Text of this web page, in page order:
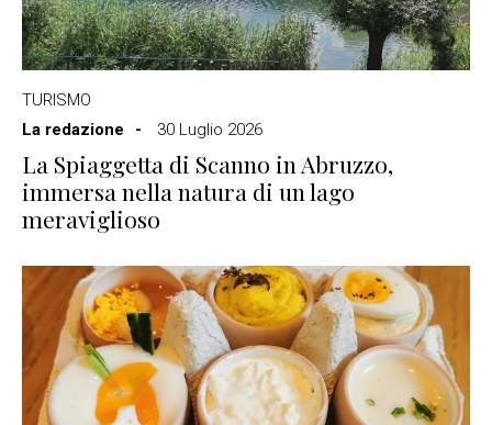
TURISMO
La redazione
30 Luglio 2026
La Spiaggetta di Scanno in Abruzzo,
immersa nella natura di un lago
meraviglioso